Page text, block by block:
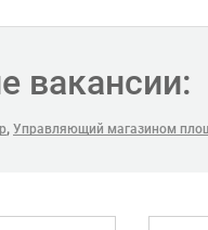
вакансии:
, Управляющий магазином